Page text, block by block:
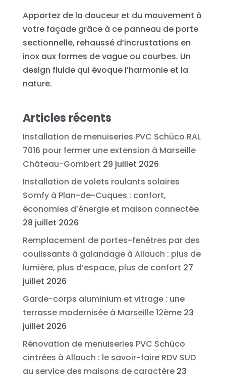
Apportez de la douceur et du mouvement à
votre façade grâce à ce panneau de porte
sectionnelle, rehaussé d’incrustations en
inox aux formes de vague ou courbes. Un
design fluide qui évoque l’harmonie et la
nature.
Articles récents
Installation de menuiseries PVC Schüco RAL
7016 pour fermer une extension à Marseille
Château-Gombert 29 juillet 2026
Installation de volets roulants solaires
Somfy à Plan-de-Cuques : confort,
économies d’énergie et maison connectée
28 juillet 2026
Remplacement de portes-fenêtres par des
coulissants à galandage à Allauch : plus de
lumière, plus d’espace, plus de confort 27
juillet 2026
Garde-corps aluminium et vitrage : une
terrasse modernisée à Marseille 12ème 23
juillet 2026
Rénovation de menuiseries PVC Schüco
cintrées à Allauch : le savoir-faire RDV SUD
au service des maisons de caractère 23